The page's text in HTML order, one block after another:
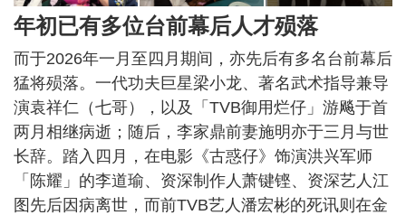
年初已有多位台前幕后人才殒落
而于2026年一月至四月期间，亦先后有多名台前幕后
猛将殒落。一代功夫巨星梁小龙、著名武术指导兼导
演袁祥仁（七哥），以及「TVB御用烂仔」游飚于首
两月相继病逝；随后，李家鼎前妻施明亦于三月与世
长辞。踏入四月，在电影《古惑仔》饰演洪兴军师
「陈耀」的李道瑜、资深制作人萧键铿、资深艺人江
图先后因病离世，而前TVB艺人潘宏彬的死讯则在金